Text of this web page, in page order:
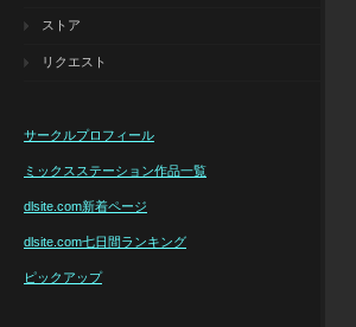
ストア
リクエスト
サークルプロフィール
ミックスステーション作品一覧
dlsite.com新着ページ
dlsite.com七日間ランキング
ピックアップ